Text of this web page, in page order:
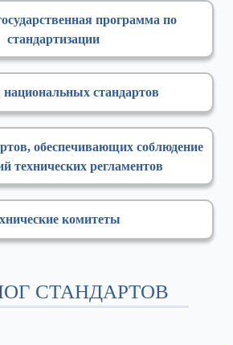
программа по
стандартизации
стандартов
обеспечивающих соблюдение
технических регламентов
комитеты
СТАНДАРТОВ